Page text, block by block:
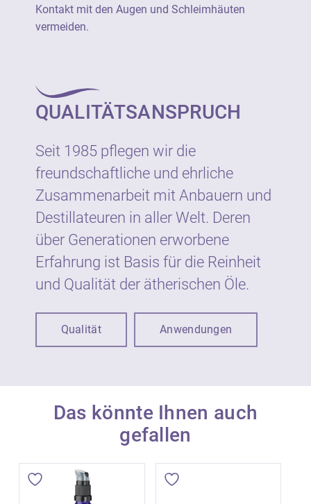
Kontakt mit den Augen und Schleimhäuten
vermeiden.
QUALITÄTSANSPRUCH
Seit 1985 pflegen wir die
freundschaftliche und ehrliche
Zusammenarbeit mit Anbauern und
Destillateuren in aller Welt. Deren
über Generationen erworbene
Erfahrung ist Basis für die Reinheit
und Qualität der ätherischen Öle.
Qualität Anwendungen
Das könnte Ihnen auch
gefallen